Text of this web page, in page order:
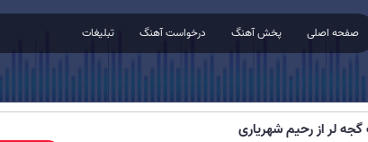
صفحه اصلی پخش آهنگ درخواست آهنگ تبلیغات
گجه لر از رحیم شهریاری